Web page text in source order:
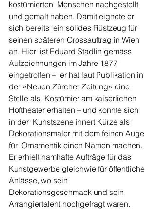
kostümierten  Menschen nachgestellt
und gemalt haben. Damit eignete er
sich bereits  ein solides Rüstzeug für
seinen späteren Grossauftrag in Wien
an. Hier  ist Eduard Stadlin gemäss
Aufzeichnungen im Jahre 1877
eingetroffen –  er hat laut Publikation in
der «Neuen Zürcher Zeitung» eine
Stelle als  Kostümier am kaiserlichen
Hoftheater erhalten – und konnte sich
in der  Kunstszene innert Kürze als
Dekorationsmaler mit dem feinen Auge
für  Ornamentik einen ­Namen machen.
Er erhielt namhafte Aufträge für das
Kunstgewerbe gleichwie für öffentliche
Anlässe, wo sein
Dekorationsgeschmack und sein
Arrangier­talent hochgefragt waren.